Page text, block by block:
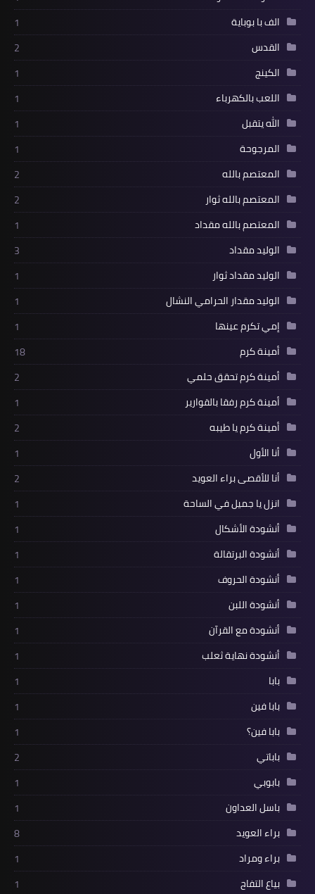
الف با بوباية
1
القدس
2
الكينج
1
اللعب بالكهرباء
1
الله يتقبل
1
المرجوحة
1
المعتصم بالله
2
المعتصم بالله ثوار
2
المعتصم بالله مقداد
1
الوليد مقداد
3
الوليد مقداد ثوار
1
الوليد مقدار الحرامي النشال
1
إمي تكرم عينها
1
أمينة كرم
18
أمينة كرم تحقق حلمي
2
أمينة كرم رفقا بالقوارير
1
أمينة كرم يا طيبه
2
أنا الأول
1
أنا للأقصى براء العويد
2
انزل يا جميل في الساحة
1
أنشودة الأشكال
1
أنشودة البرتقالة
1
أنشودة الحروف
1
أنشودة اللبن
1
أنشودة مع القرآن
1
أنشودة نهاية ثعلب
1
بابا
1
بابا فين
1
بابا فين؟
1
باباتي
2
بابوبي
1
باسل العداون
1
براء العويد
8
براء ومراد
1
بياع التفاح
1